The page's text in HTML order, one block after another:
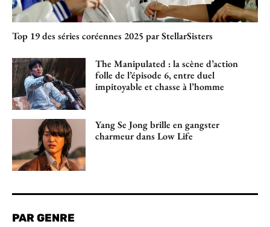
Top 19 des séries coréennes 2025 par StellarSisters
The Manipulated : la scène d’action
folle de l’épisode 6, entre duel
impitoyable et chasse à l’homme
Yang Se Jong brille en gangster
charmeur dans Low Life
PAR GENRE